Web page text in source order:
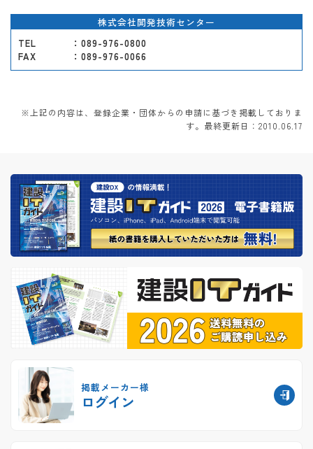
株式会社開発技術センター
TEL
：089-976-0800
FAX
：089-976-0066
※上記の内容は、登録企業・団体からの申請に基づき掲載しておりま
す。最終更新日：2010.06.17
掲載メーカー様
ログイン